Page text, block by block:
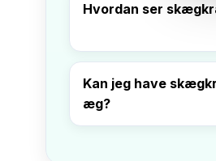
Hvordan ser
Kan jeg have
æg?